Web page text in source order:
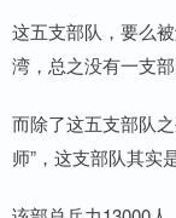
这五支部队，要么
湾，总之没有一支部
而除了这五支部队
师”，这支部队其实